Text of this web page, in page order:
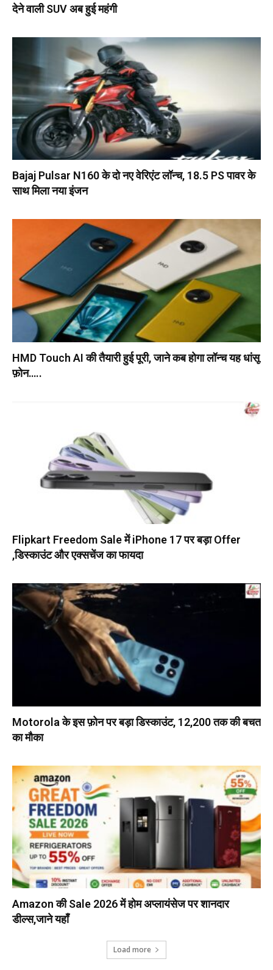
देने वाली SUV अब हुई महंगी
Bajaj Pulsar N160 के दो नए वेरिएंट लॉन्च, 18.5 PS पावर के
साथ मिला नया इंजन
HMD Touch AI की तैयारी हुई पूरी, जाने कब होगा लॉन्च यह धांसू
फ़ोन…..
Flipkart Freedom Sale में iPhone 17 पर बड़ा Offer
,डिस्काउंट और एक्सचेंज का फायदा
Motorola के इस फ़ोन पर बड़ा डिस्काउंट, ₹12,200 तक की बचत
का मौका
Amazon की Sale 2026 में होम अप्लायंसेज पर शानदार
डील्स,जाने यहाँ
Load more